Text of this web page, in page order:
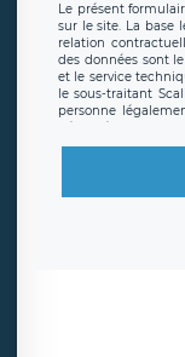
Le présent
sur le site. La base
relation
des données sont
et le service
le sous-traitant
personne
offrant des
en sollicite la
demander la